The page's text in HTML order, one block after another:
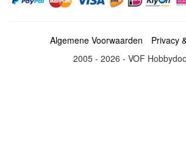
Algemene Voorwaarden
Privacy
2005 - 2026 - VOF